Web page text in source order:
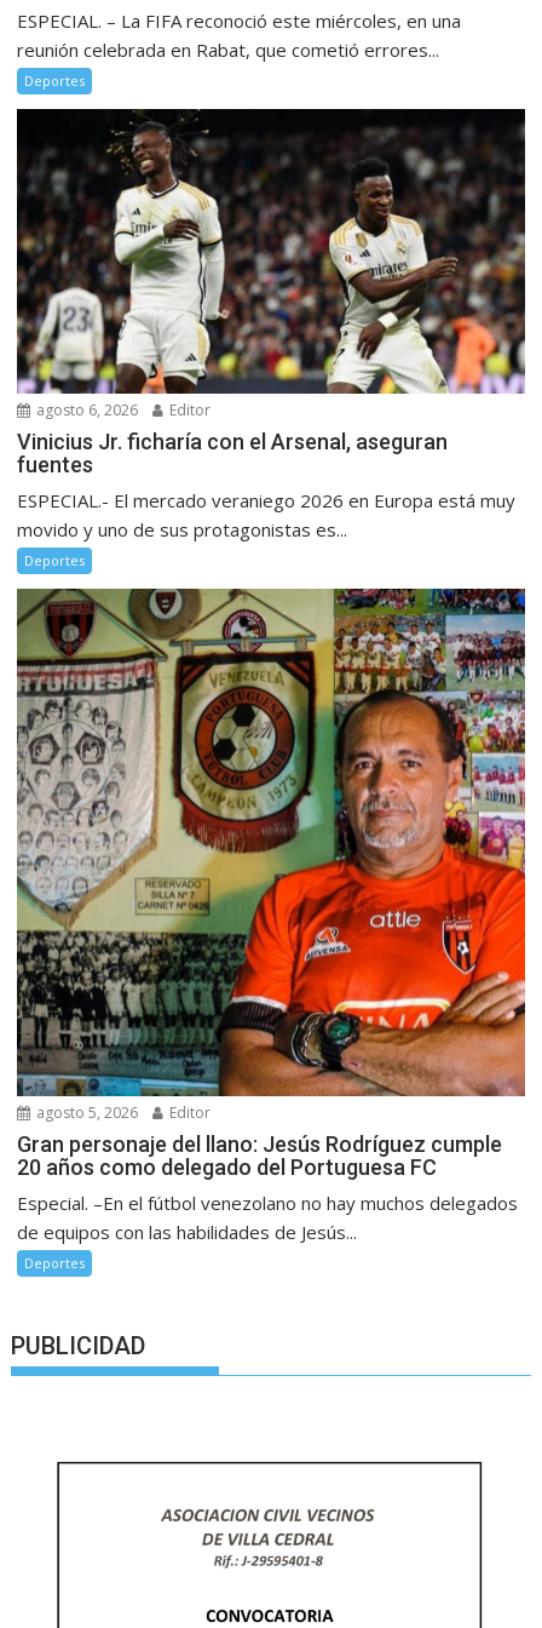
ESPECIAL. – La FIFA reconoció este miércoles, en una
reunión celebrada en Rabat, que cometió errores...
Deportes
agosto 6, 2026 Editor
Vinicius Jr. ficharía con el Arsenal, aseguran
fuentes
ESPECIAL.- El mercado veraniego 2026 en Europa está muy
movido y uno de sus protagonistas es...
Deportes
agosto 5, 2026 Editor
Gran personaje del llano: Jesús Rodríguez cumple
20 años como delegado del Portuguesa FC
Especial. –En el fútbol venezolano no hay muchos delegados
de equipos con las habilidades de Jesús...
Deportes
PUBLICIDAD